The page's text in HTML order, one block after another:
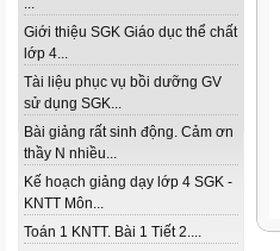
...
Giới thiệu SGK Giáo dục thể chất
lớp 4...
Tài liệu phục vụ bồi dưỡng GV
sử dụng SGK...
Bài giảng rất sinh động. Cảm ơn
thầy N nhiều...
Kế hoạch giảng dạy lớp 4 SGK -
KNTT Môn...
Toán 1 KNTT. Bài 1 Tiết 2....